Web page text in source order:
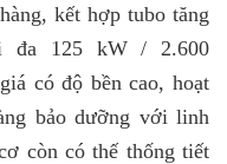
kết hợp tubo tăng
đa 125 kW / 2.600
có độ bền cao, hoạt
bảo dưỡng với linh
còn có thế thống tiết